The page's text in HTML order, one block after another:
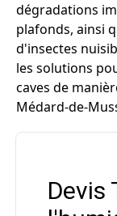
dégradations
plafonds, ainsi
d'insectes
les solutions
caves de
Médard-de-
Devis